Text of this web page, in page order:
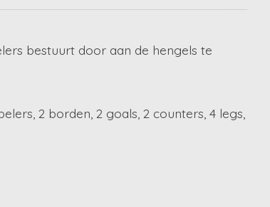
bestuurt door aan de hengels te
2 borden, 2 goals, 2 counters, 4 legs,